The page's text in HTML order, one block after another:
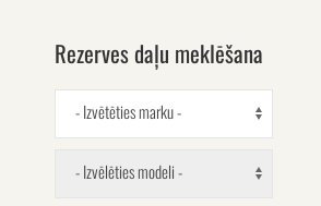
Rezerves daļu meklēšana
- Izvētēties marku -
- Izvēlēties modeli -